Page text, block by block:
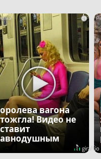
i
вагона
Видео не